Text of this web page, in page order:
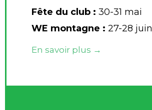
Fête du club : 30-31 mai
WE montagne : 27-28 juin
En savoir plus →